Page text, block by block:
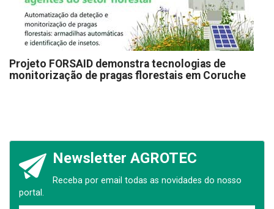
Projeto FORSAID demonstra tecnologias de
monitorização de pragas florestais em Coruche
Newsletter AGROTEC
Receba por email todas as novidades do nosso
portal.